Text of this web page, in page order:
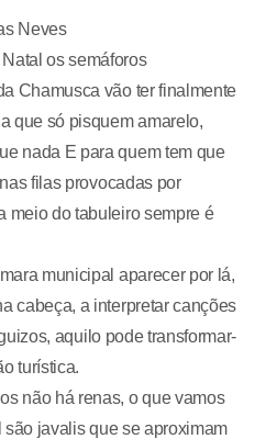
Neves
os semáforos
Chamusca vão ter finalmente
que só pisquem amarelo,
nada E para quem tem que
filas provocadas por
meio do tabuleiro sempre é
municipal aparecer por lá,
cabeça, a interpretar canções
aquilo pode transformar-
turística.
não há renas, o que vamos
javalis que se aproximam